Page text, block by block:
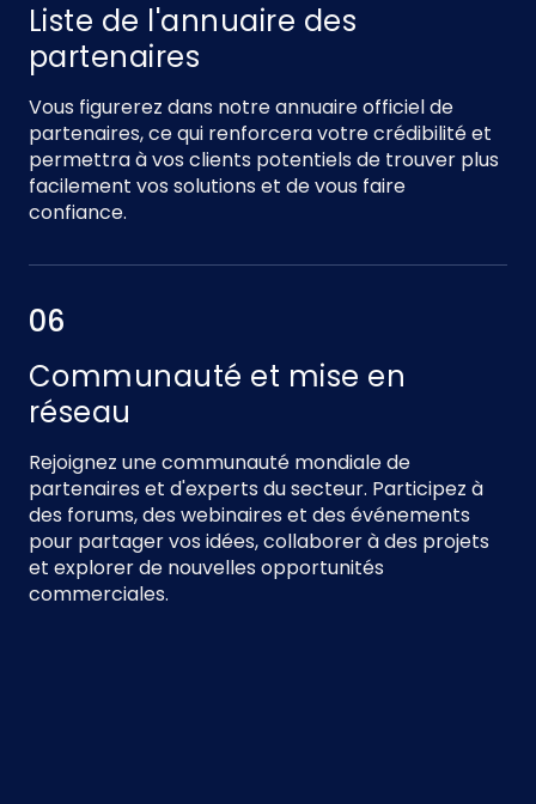
Liste de l'annuaire des
partenaires
Vous figurerez dans notre annuaire officiel de
partenaires, ce qui renforcera votre crédibilité et
permettra à vos clients potentiels de trouver plus
facilement vos solutions et de vous faire
confiance.
06
Communauté et mise en
réseau
Rejoignez une communauté mondiale de
partenaires et d'experts du secteur. Participez à
des forums, des webinaires et des événements
pour partager vos idées, collaborer à des projets
et explorer de nouvelles opportunités
commerciales.